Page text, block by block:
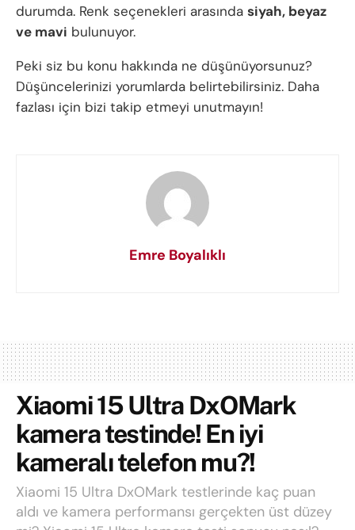
durumda. Renk seçenekleri arasında siyah, beyaz
ve mavi bulunuyor.
Peki siz bu konu hakkında ne düşünüyorsunuz?
Düşüncelerinizi yorumlarda belirtebilirsiniz. Daha
fazlası için bizi takip etmeyi unutmayın!
Emre Boyalıklı
Xiaomi 15 Ultra DxOMark
kamera testinde! En iyi
kameralı telefon mu?!
Xiaomi 15 Ultra DxOMark testlerinde kaç puan
aldı ve kamera performansı gerçekten üst düzey